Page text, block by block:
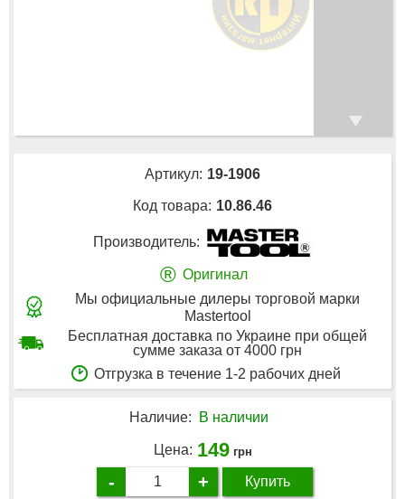
Артикул: 19-1906
Код товара: 10.86.46
Производитель:
® Оригинал
Мы официальные дилеры торговой марки
Mastertool
Бесплатная доставка по Украине при общей
сумме заказа от 4000 грн
Отгрузка в течение 1-2 рабочих дней
Наличие: В наличии
Цена: 149 грн
- + Купить